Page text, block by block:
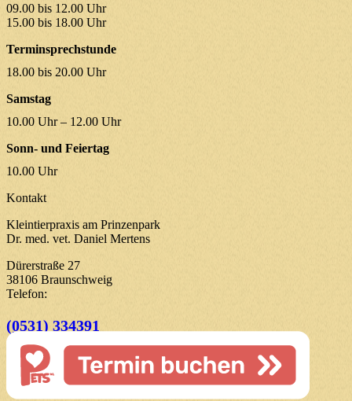
09.00 bis 12.00 Uhr
15.00 bis 18.00 Uhr
Terminsprechstunde
18.00 bis 20.00 Uhr
Samstag
10.00 Uhr – 12.00 Uhr
Sonn- und Feiertag
10.00 Uhr
Kontakt
Kleintierpraxis am Prinzenpark
Dr. med. vet. Daniel Mertens
Dürerstraße 27
38106 Braunschweig
Telefon:
(0531) 334391